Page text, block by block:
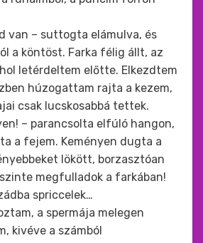
van – suttogta elámulva, és
a köntöst. Farka félig állt, az
letérdeltem előtte. Elkezdtem
húzogattam rajta a kezem,
csak lucskosabbá tettek.
– parancsolta elfúló hangon,
a fejem. Keményen dugta a
lökött, borzasztóan
megfulladok a farkában!
spriccelek…
a spermája melegen
kivéve a számból